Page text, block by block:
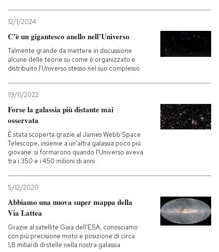
Economia
Sport
Mondiali calcio 2026
NEWSLETTER
I MIEI PREFERITI
SHOP
CALENDARIO
AREA PERSONALE
12/1/2024
C’è un gigantesco anello nell’Universo
Talmente grande da mettere in discussione
alcune delle teorie su come è organizzato e
distribuito l'Universo stesso nel suo complesso
19/11/2022
Forse la galassia più distante mai
osservata
È stata scoperta grazie al James Webb Space
Telescope, insieme a un'altra galassia poco più
giovane: si formarono quando l'Universo aveva
tra i 350 e i 450 milioni di anni
5/12/2020
Abbiamo una nuova super mappa della
Via Lattea
Grazie al satellite Gaia dell'ESA, conosciamo
con più precisione moto e posizione di circa
1,8 miliardi di stelle nella nostra galassia